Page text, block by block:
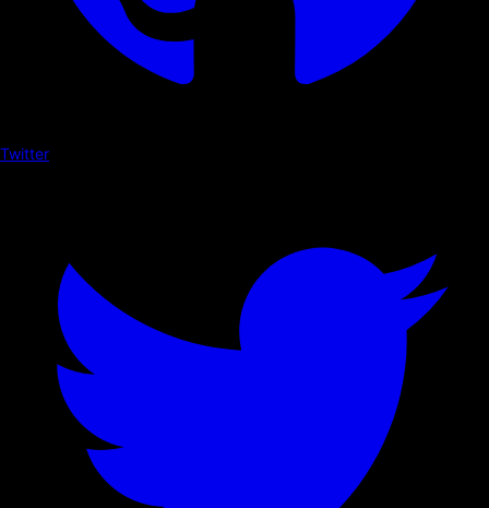
Twitter